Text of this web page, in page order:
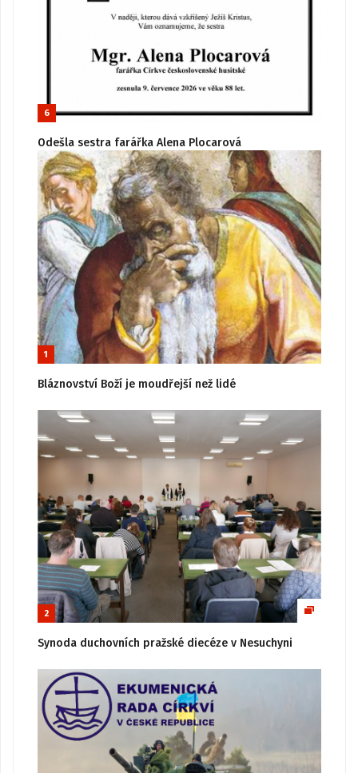
6
Odešla sestra farářka Alena Plocarová
1
Bláznovství Boží je moudřejší než lidé
2
Synoda duchovních pražské diecéze v Nesuchyni